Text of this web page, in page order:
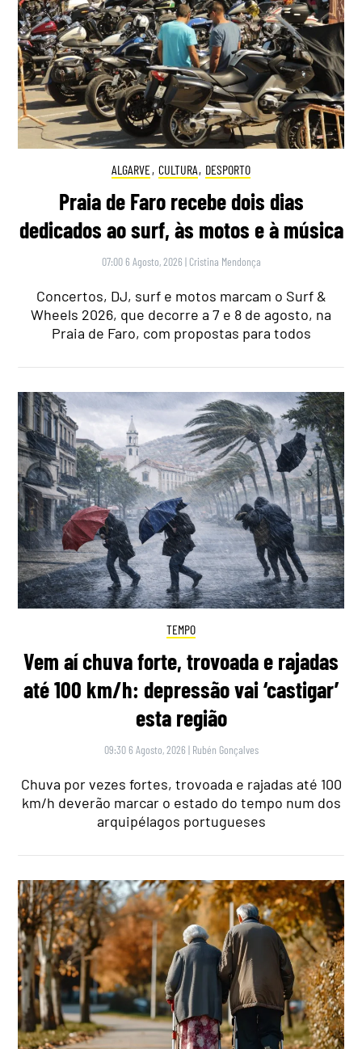
ALGARVE, CULTURA, DESPORTO
Praia de Faro recebe dois dias
dedicados ao surf, às motos e à música
07:00 6 Agosto, 2026 | Cristina Mendonça
Concertos, DJ, surf e motos marcam o Surf &
Wheels 2026, que decorre a 7 e 8 de agosto, na
Praia de Faro, com propostas para todos
TEMPO
Vem aí chuva forte, trovoada e rajadas
até 100 km/h: depressão vai ‘castigar’
esta região
09:30 6 Agosto, 2026 | Rubén Gonçalves
Chuva por vezes fortes, trovoada e rajadas até 100
km/h deverão marcar o estado do tempo num dos
arquipélagos portugueses